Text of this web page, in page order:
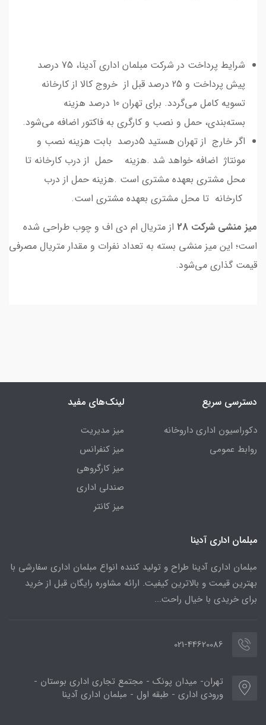
شرایط پرداخت در شرکت مبلمان اداری آدینا، 75 درصد
پیش پرداخت و 25 درصد قبل از خروج کالا از کارخانه
تسویه کامل می‌گردد. برای تهران 10 درصد هزینه
بسته‌بندی، حمل و نصب و کارگری به فاکتور اضافه می‌شود.
اگر خارج از تهران هستید 5درصد بابت هزینه نصب و
مونتاژ اضافه خواهد شد .هزینه حمل از درب کارخانه تا
محل مشتری بعهده مشتری است .هزینه حمل از درب
کارخانه تا محل مشتری بعهده مشتری است.
میز منشی شرکت 28
از متریال ام دی اف و چوب طراحی شده
است؛ این میز منشی بسته به تعداد نفرات و مقدار متریال مصرفی
قیمت گذاری می‌شود.
دسترسی سریع
دکوراسیون اداری داروخانه
روابط عمومی
لینک‌های مفید
میز مدیریت
میز کنفرانس
میز کارگروهی
صندلی اداری
میز کانتر
مبلمان اداری آدینا
مبلمان اداری آدینا طراح و تولید کننده انواع مبلمان اداری سفارشی با
بهترین قیمت و بالاترین کیفیت. ارائه مشاوره رایگان قبل از خرید
برای خریدی با خیال راحت...
021-44620086
تهران- میدان پونک - مجتمع تجاری اداری بوستان -
ورودی اداری - طبقه اول - مبلمان اداری آدینا